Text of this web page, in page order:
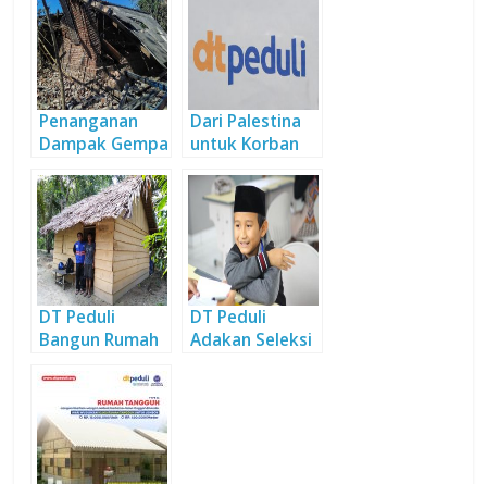
Penanganan
Dampak Gempa
Diintensifkan,
10 Orang
Meninggal
Dunia
Dari Palestina
untuk Korban
DT Peduli
Bangun Rumah
Suku Anak
Dalam
DT Peduli
Adakan Seleksi